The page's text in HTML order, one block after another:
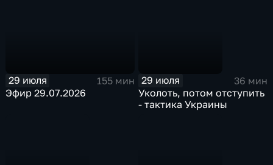
29 июля
155 мин
Эфир 29.07.2026
29 июля
36 мин
Уколоть, потом отступить
- тактика Украины